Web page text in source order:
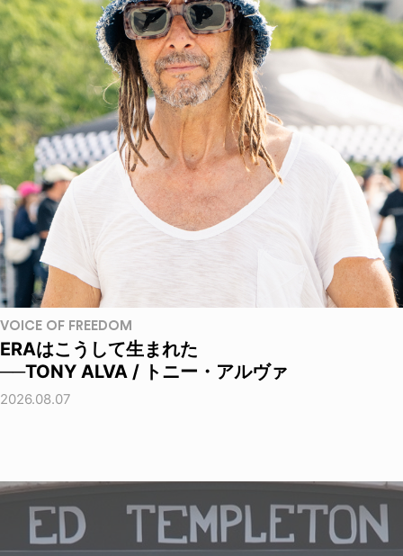
VOICE OF FREEDOM
ERAはこうして生まれた
──TONY ALVA / トニー・アルヴァ
2026.08.07